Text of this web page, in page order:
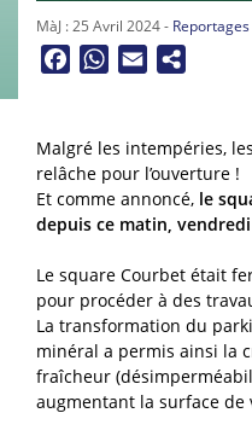
MàJ : 25 Avril 2024 - Reportages
FacebookWhatsApp
Email
Malgré les intempéries,
relâche pour l’ouverture !
Et comme annoncé, le
depuis ce matin,
Le square Courbet était
pour procéder à des
La transformation du
minéral a permis ainsi la
fraîcheur
augmentant la surface de